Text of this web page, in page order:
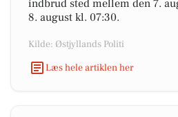
indbrud sted mellem den 7.
8. august kl. 07:30.
Kilde: Østjyllands Politi
Læs hele artiklen her